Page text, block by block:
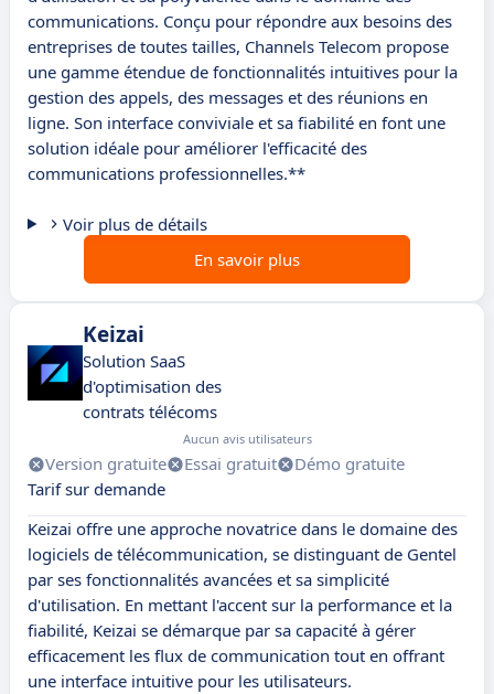
communications. Conçu pour répondre aux besoins des
entreprises de toutes tailles, Channels Telecom propose
une gamme étendue de fonctionnalités intuitives pour la
gestion des appels, des messages et des réunions en
ligne. Son interface conviviale et sa fiabilité en font une
solution idéale pour améliorer l'efficacité des
communications professionnelles.**
Voir plus de détails
En savoir plus
Keizai
Solution SaaS
d'optimisation des
contrats télécoms
Aucun avis utilisateurs
Version gratuite Essai gratuit
Démo gratuite
Tarif sur demande
Keizai offre une approche novatrice dans le domaine des
logiciels de télécommunication, se distinguant de Gentel
par ses fonctionnalités avancées et sa simplicité
d'utilisation. En mettant l'accent sur la performance et la
fiabilité, Keizai se démarque par sa capacité à gérer
efficacement les flux de communication tout en offrant
une interface intuitive pour les utilisateurs.